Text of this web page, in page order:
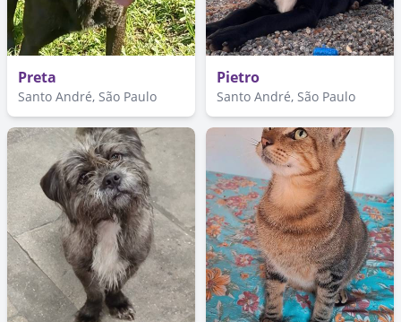
Preta
Santo André, São Paulo
Pietro
Santo André, São Paulo